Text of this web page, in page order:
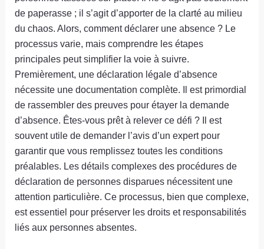
de paperasse ; il s’agit d’apporter de la clarté au milieu
du chaos. Alors, comment déclarer une absence ? Le
processus varie, mais comprendre les étapes
principales peut simplifier la voie à suivre.
Premièrement, une déclaration légale d’absence
nécessite une documentation complète. Il est primordial
de rassembler des preuves pour étayer la demande
d’absence. Êtes-vous prêt à relever ce défi ? Il est
souvent utile de demander l’avis d’un expert pour
garantir que vous remplissez toutes les conditions
préalables. Les détails complexes des procédures de
déclaration de personnes disparues nécessitent une
attention particulière. Ce processus, bien que complexe,
est essentiel pour préserver les droits et responsabilités
liés aux personnes absentes.